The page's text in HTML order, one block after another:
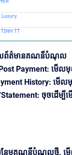
លព័ត៌មានគណនីបំណុល
Payment: មើលមុ
History: មើ
/Statement: ចុចដ
ន្ថែមគណនីបំណុលថ្មី. ម